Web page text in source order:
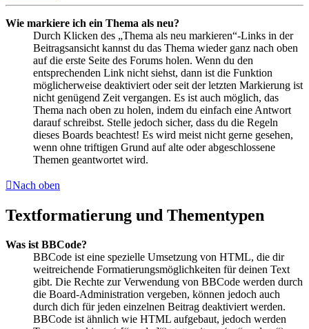
Wie markiere ich ein Thema als neu?
Durch Klicken des „Thema als neu markieren“-Links in der
Beitragsansicht kannst du das Thema wieder ganz nach oben
auf die erste Seite des Forums holen. Wenn du den
entsprechenden Link nicht siehst, dann ist die Funktion
möglicherweise deaktiviert oder seit der letzten Markierung ist
nicht genügend Zeit vergangen. Es ist auch möglich, das
Thema nach oben zu holen, indem du einfach eine Antwort
darauf schreibst. Stelle jedoch sicher, dass du die Regeln
dieses Boards beachtest! Es wird meist nicht gerne gesehen,
wenn ohne triftigen Grund auf alte oder abgeschlossene
Themen geantwortet wird.
Nach oben
Textformatierung und Thementypen
Was ist BBCode?
BBCode ist eine spezielle Umsetzung von HTML, die dir
weitreichende Formatierungsmöglichkeiten für deinen Text
gibt. Die Rechte zur Verwendung von BBCode werden durch
die Board-Administration vergeben, können jedoch auch
durch dich für jeden einzelnen Beitrag deaktiviert werden.
BBCode ist ähnlich wie HTML aufgebaut, jedoch werden